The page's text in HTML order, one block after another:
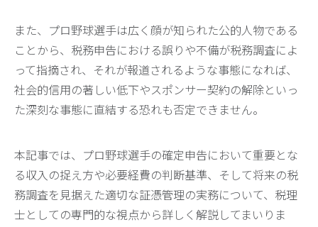
また、プロ野球選手は広く顔が知られた公的人物である
ことから、税務申告における誤りや不備が税務調査によ
って指摘され、それが報道されるような事態になれば、
社会的信用の著しい低下やスポンサー契約の解除といっ
た深刻な事態に直結する恐れも否定できません。
本記事では、プロ野球選手の確定申告において重要とな
る収入の捉え方や必要経費の判断基準、そして将来の税
務調査を見据えた適切な証憑管理の実務について、税理
士としての専門的な視点から詳しく解説してまいりま